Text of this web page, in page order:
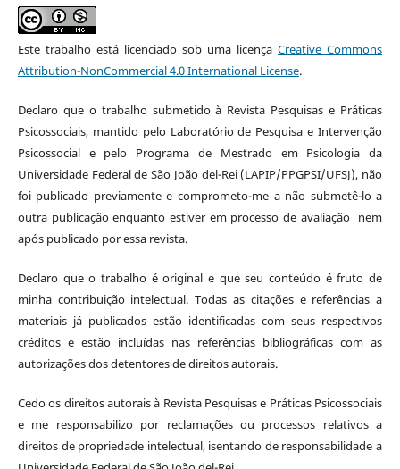
Este trabalho está licenciado sob uma licençaCreative Commons
Attribution-NonCommercial 4.0 International License.
Declaro que o trabalho submetido à Revista Pesquisas e Práticas
Psicossociais, mantido pelo Laboratório de Pesquisa e Intervenção
Psicossocial e pelo Programa de Mestrado em Psicologia da
Universidade Federal de São João del-Rei (LAPIP/PPGPSI/UFSJ), não
foi publicado previamente e comprometo-me a não submetê-lo a
outra publicação enquanto estiver em processo de avaliação nem
após publicado por essa revista.
Declaro que o trabalho é original e que seu conteúdo é fruto de
minha contribuição intelectual. Todas as citações e referências a
materiais já publicados estão identificadas com seus respectivos
créditos e estão incluídas nas referências bibliográficas com as
autorizações dos detentores de direitos autorais.
Cedo os direitos autorais à Revista Pesquisas e Práticas Psicossociais
e me responsabilizo por reclamações ou processos relativos a
direitos de propriedade intelectual, isentando de responsabilidade a